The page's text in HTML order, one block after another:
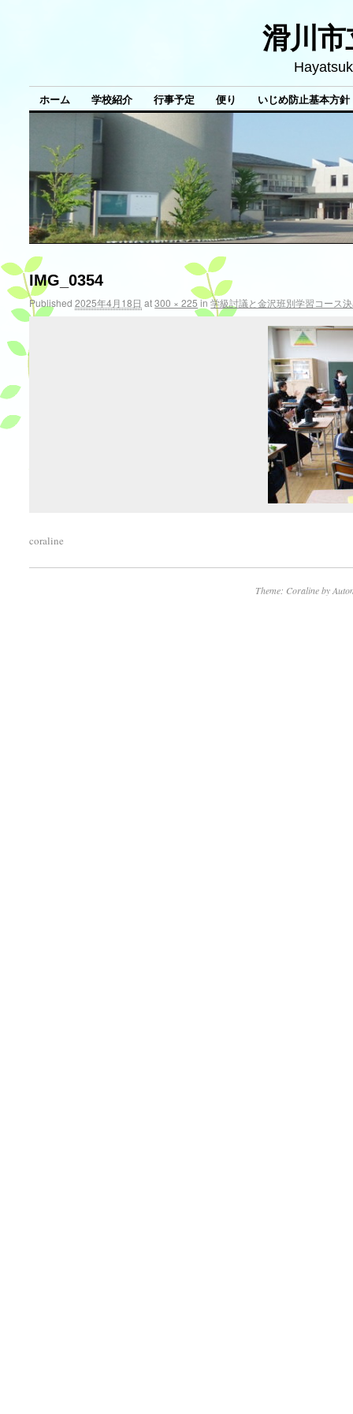
滑川市
ホーム 学校紹介 行事予定 便り いじめ防止基本方針
IMG_0354
Published2025年4月18日 at300 × 225in学級討議と金沢班別学習コース
coraline
Theme: Coraline by